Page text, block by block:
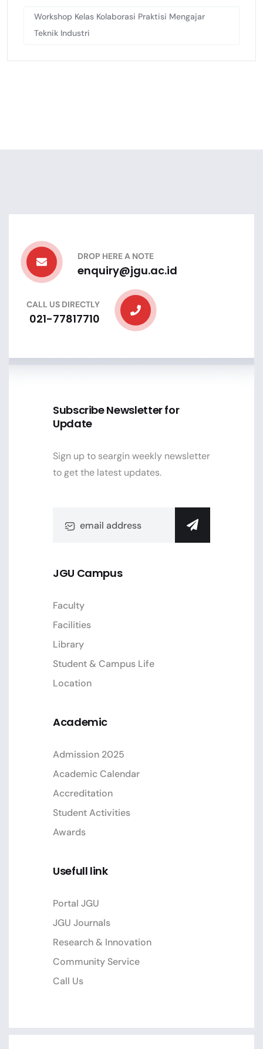
Workshop Kelas Kolaborasi Praktisi Mengajar
Teknik Industri
DROP HERE A NOTE
enquiry@jgu.ac.id
CALL US DIRECTLY
021-77817710
Subscribe Newsletter for
Update
Sign up to seargin weekly newsletter
to get the latest updates.
JGU Campus
Faculty
Facilities
Library
Student & Campus Life
Location
Academic
Admission 2025
Academic Calendar
Accreditation
Student Activities
Awards
Usefull link
Portal JGU
JGU Journals
Research & Innovation
Community Service
Call Us